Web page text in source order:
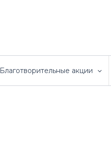
Благотворительные акции